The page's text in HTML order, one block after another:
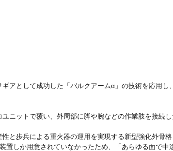
アとして成功した「バルクアームα」の技術を応用
ニットで覆い、外周部に脚や腕などの作業肢を接続
と歩兵による重火器の運用を実現する新型強化外骨
置しか用意されていなかったため、「あらゆる面で中